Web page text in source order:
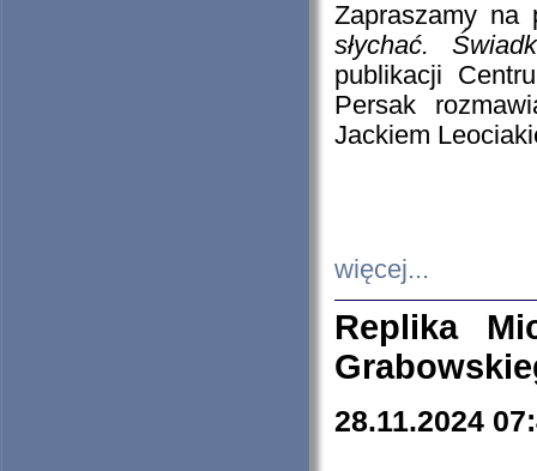
Zapraszamy
słychać.
publikacji
Persak
Jackiem
więcej...
Replika
28.11.2024